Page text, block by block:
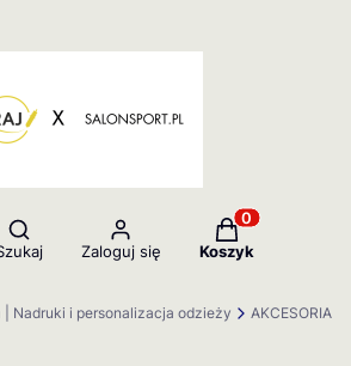
Otwórz wyszukiwarkę
Zaloguj się
Produkty w
Koszyk
Nadruki i personalizacja odzieży AKCESORIA